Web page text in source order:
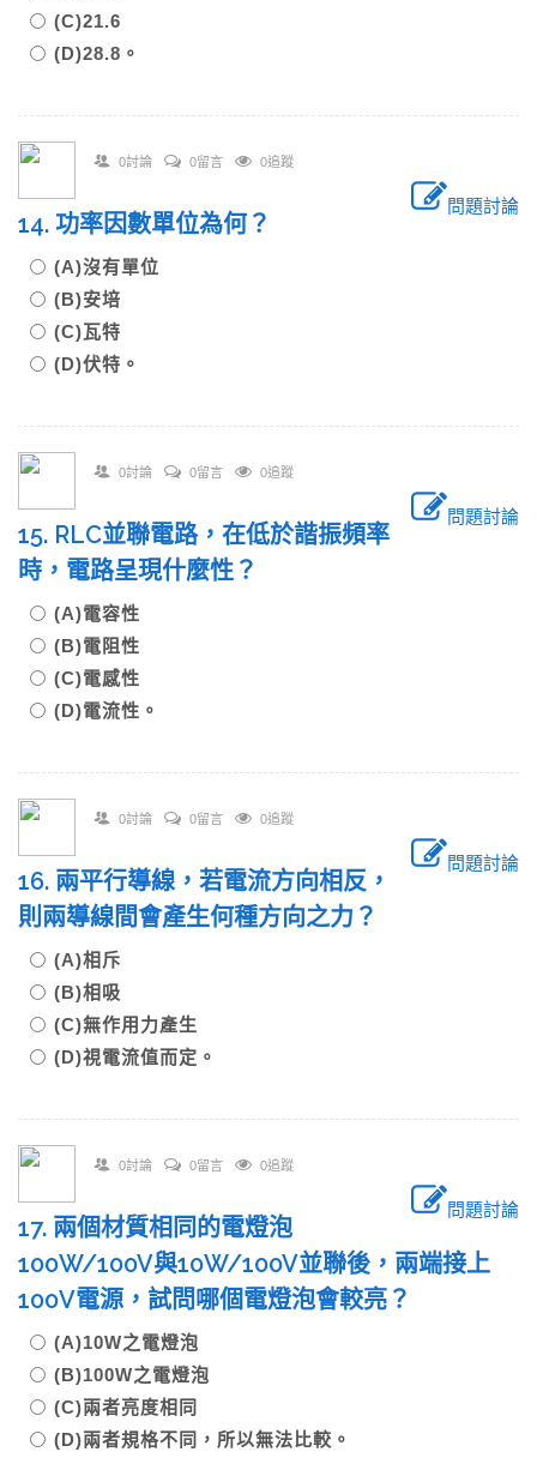
(C)21.6
(D)28.8。
0討論 0留言 0追蹤
問題討論
14. 功率因數單位為何？
(A)沒有單位
(B)安培
(C)瓦特
(D)伏特。
0討論 0留言 0追蹤
問題討論
15. RLC並聯電路，在低於諧振頻率
時，電路呈現什麼性？
(A)電容性
(B)電阻性
(C)電感性
(D)電流性。
0討論 0留言 0追蹤
問題討論
16. 兩平行導線，若電流方向相反，
則兩導線間會產生何種方向之力？
(A)相斥
(B)相吸
(C)無作用力產生
(D)視電流值而定。
0討論 0留言 0追蹤
問題討論
17. 兩個材質相同的電燈泡
100W/100V與10W/100V並聯後，兩端接上
100V電源，試問哪個電燈泡會較亮？
(A)10W之電燈泡
(B)100W之電燈泡
(C)兩者亮度相同
(D)兩者規格不同，所以無法比較。